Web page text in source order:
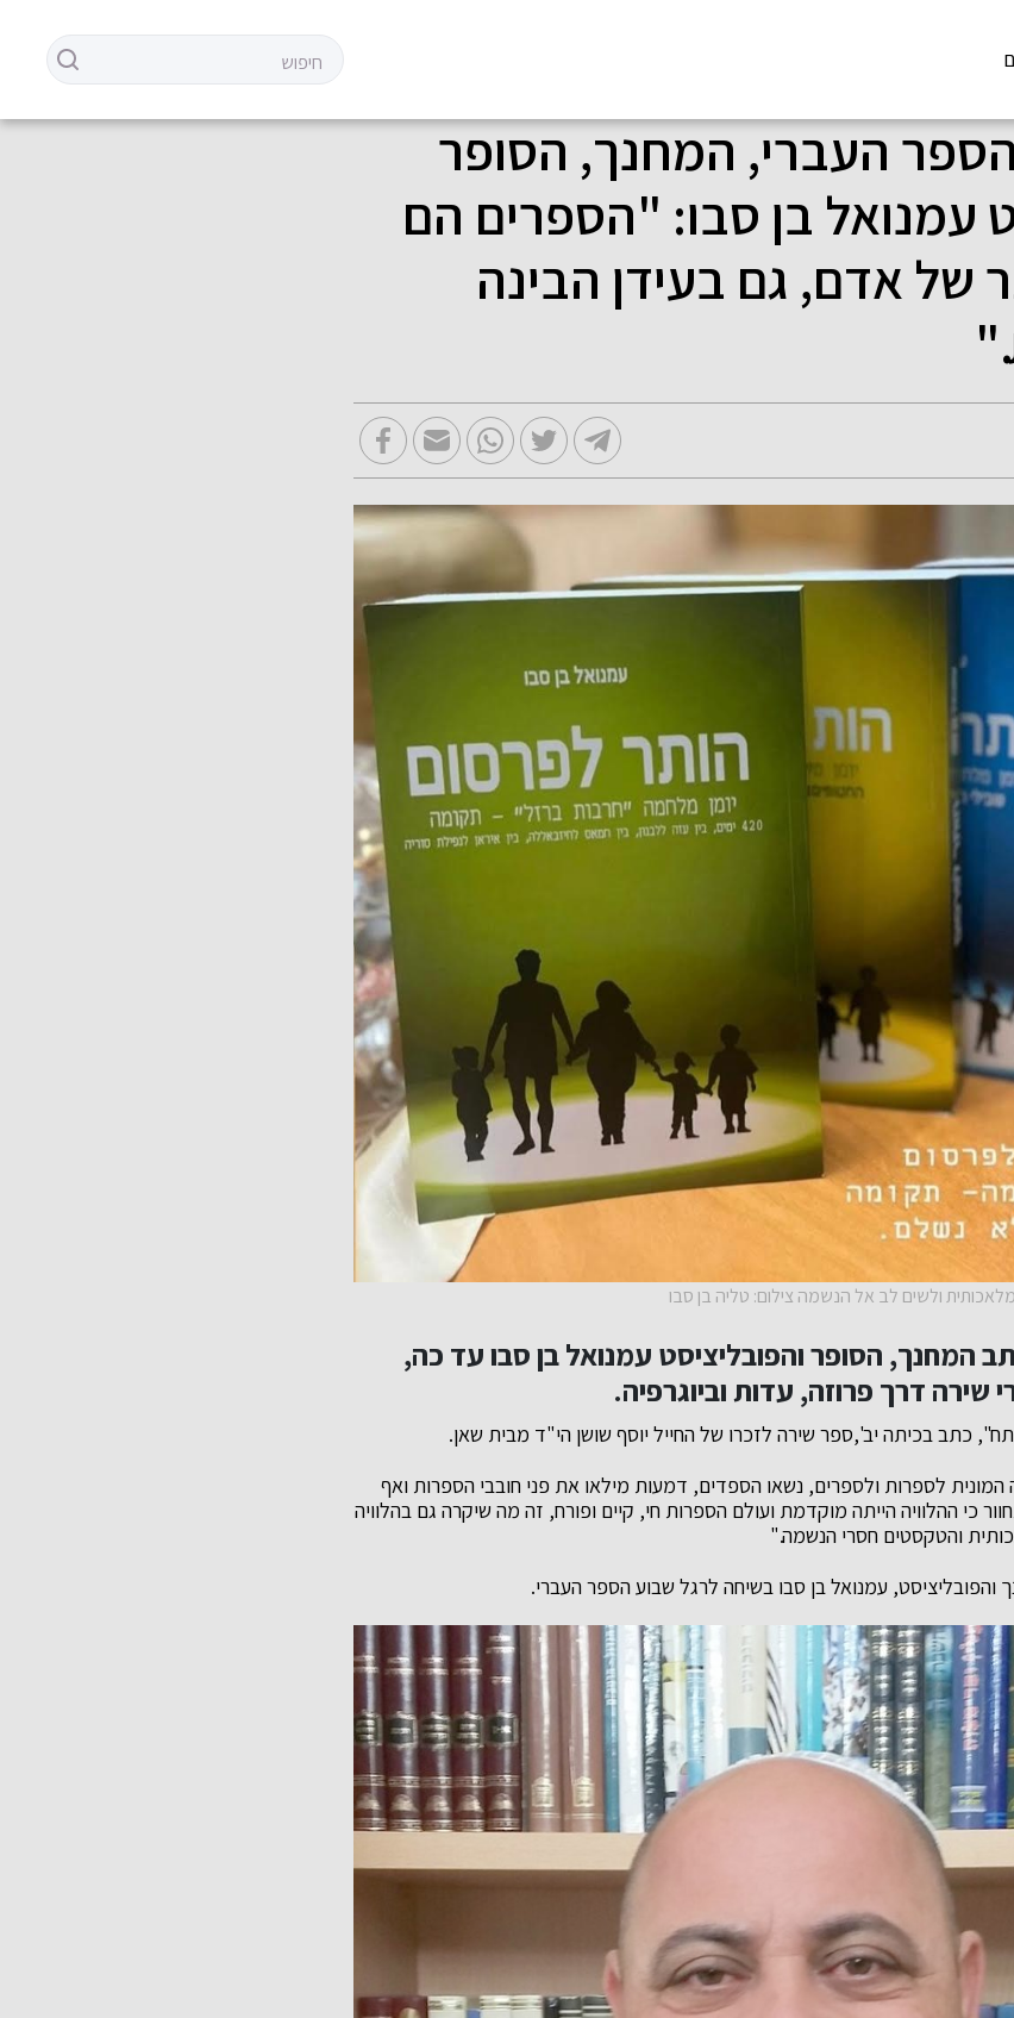
העברי, המחנך, הסופר
עמנואל בן סבו: "הספרים הם
של אדם, גם בעידן הבינה
ולשים לב אל הנשמה צילום: טליה בן סבו
המחנך, הסופר והפובליציסט עמנואל בן סבו עד כה,
שירה דרך פרוזה, עדות וביוגרפיה.
כתב בכיתה יב',ספר שירה לזכרו של החייל יוסף שושן הי"ד מבית שאן.
המונית לספרות ולספרים, נשאו הספדים, דמעות מילאו את פני חובבי הספרות ואף
כי ההלוויה הייתה מוקדמת ועולם הספרות חי, קיים ופורח, זה מה שיקרה גם בהלוויה
והטקסטים חסרי הנשמה."
עמנואל בן סבו בשיחה לרגל שבוע הספר העברי.